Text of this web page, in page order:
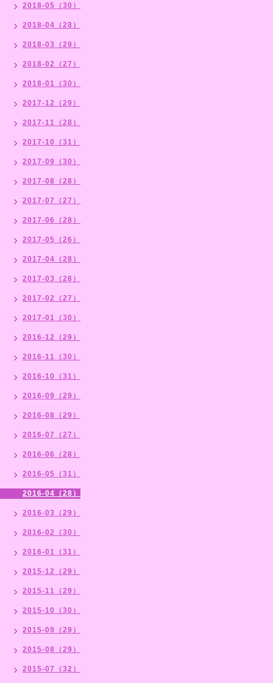
2018-05（30）
2018-04（28）
2018-03（29）
2018-02（27）
2018-01（30）
2017-12（29）
2017-11（28）
2017-10（31）
2017-09（30）
2017-08（28）
2017-07（27）
2017-06（28）
2017-05（26）
2017-04（28）
2017-03（28）
2017-02（27）
2017-01（30）
2016-12（29）
2016-11（30）
2016-10（31）
2016-09（29）
2016-08（29）
2016-07（27）
2016-06（28）
2016-05（31）
2016-04（28）
2016-03（29）
2016-02（30）
2016-01（31）
2015-12（29）
2015-11（29）
2015-10（30）
2015-09（29）
2015-08（29）
2015-07（32）